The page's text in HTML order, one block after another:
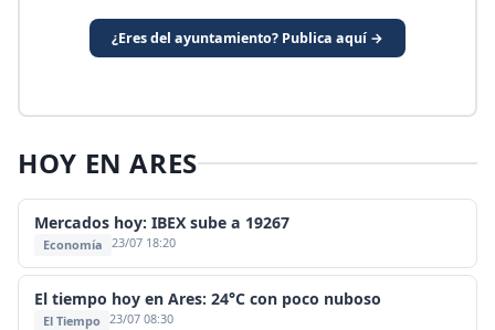
¿Eres del ayuntamiento? Publica aquí →
HOY EN ARES
Mercados hoy: IBEX sube a 19267
Economía 23/07 18:20
El tiempo hoy en Ares: 24°C con poco nuboso
El Tiempo 23/07 08:30